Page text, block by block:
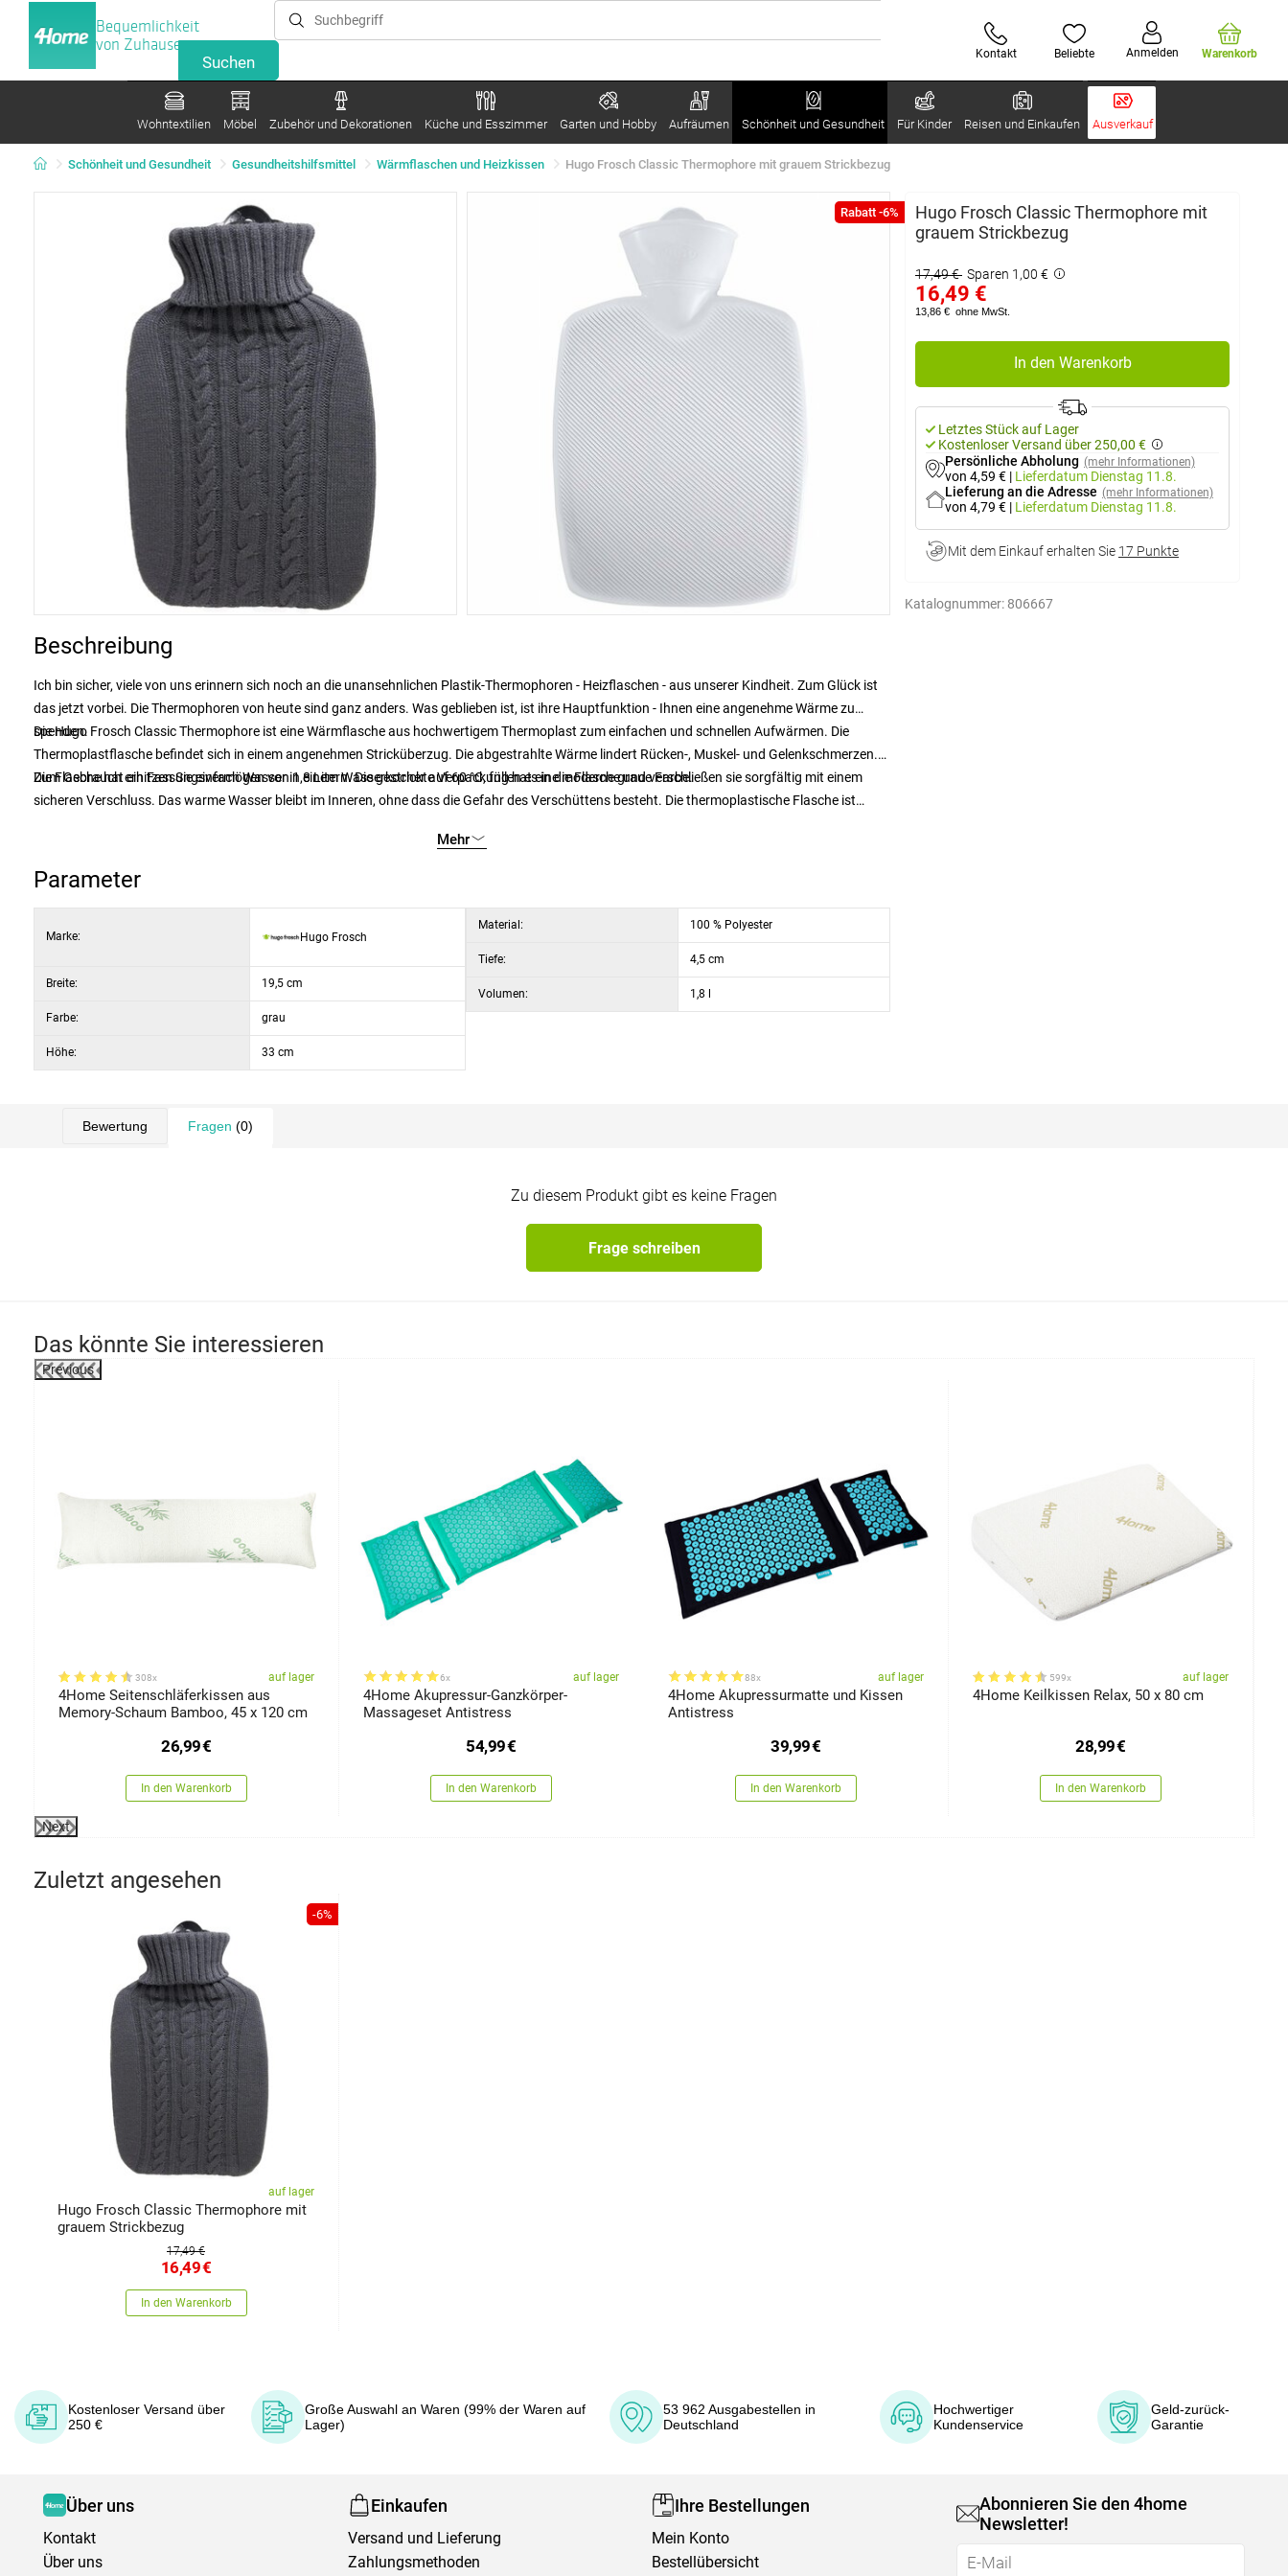
Bequemlichkeit
von Zuhause
Kontakt Beliebte Anmelden Warenkorb
Wohntextilien Möbel Zubehör und Dekorationen Küche und Esszimmer Garten und Hobby Aufräumen Schönheit und Gesundheit Für Kinder Reisen und Einkaufen Ausverkauf
Schönheit und Gesundheit Gesundheitshilfsmittel Wärmflaschen und Heizkissen Hugo Frosch Classic Thermophore mit grauem Strickbezug
Rabatt -6%
Hugo Frosch Classic Thermophore mit
grauem Strickbezug
17,49 € Sparen 1,00 €
16,49 €
13,86 € ohne MwSt.
In den Warenkorb
Letztes Stück auf Lager
Kostenloser Versand über 250,00 €
Persönliche Abholung (mehr Informationen)
von 4,59 € | Lieferdatum Dienstag 11.8.
Lieferung an die Adresse (mehr Informationen)
von 4,79 € | Lieferdatum Dienstag 11.8.
Mit dem Einkauf erhalten Sie 17 Punkte
Katalognummer: 806667
Beschreibung
Ich bin sicher, viele von uns erinnern sich noch an die unansehnlichen Plastik-Thermophoren - Heizflaschen - aus unserer Kindheit. Zum Glück ist
das jetzt vorbei. Die Thermophoren von heute sind ganz anders. Was geblieben ist, ist ihre Hauptfunktion - Ihnen eine angenehme Wärme zu
spenden.
Die Hugo Frosch Classic Thermophore ist eine Wärmflasche aus hochwertigem Thermoplast zum einfachen und schnellen Aufwärmen. Die
Thermoplastflasche befindet sich in einem angenehmen Stricküberzug. Die abgestrahlte Wärme lindert Rücken-, Muskel- und Gelenkschmerzen.
Die Flasche hat ein Fassungsvermögen von 1,8 Litern. Die gestrickte Verpackung hat eine moderne graue Farbe.
Zum Gebrauch erhitzen Sie einfach Wasser in einem Wasserkocher auf 60 °C, füllen es in die Flasche und verschließen sie sorgfältig mit einem
sicheren Verschluss. Das warme Wasser bleibt im Inneren, ohne dass die Gefahr des Verschüttens besteht. Die thermoplastische Flasche ist
Mehr
Parameter
Marke: Hugo Frosch
Breite: 19,5 cm
Farbe: grau
Höhe: 33 cm
Material: 100 % Polyester
Tiefe: 4,5 cm
Volumen: 1,8 l
Bewertung Fragen (0)
Zu diesem Produkt gibt es keine Fragen
Frage schreiben
Das könnte Sie interessieren
Previous
308x auf lager
4Home Seitenschläferkissen aus
Memory-Schaum Bamboo, 45 x 120 cm
26,99€
In den Warenkorb
6x auf lager
4Home Akupressur-Ganzkörper-
Massageset Antistress
54,99€
In den Warenkorb
88x auf lager
4Home Akupressurmatte und Kissen
Antistress
39,99€
In den Warenkorb
599x auf lager
4Home Keilkissen Relax, 50 x 80 cm
28,99€
In den Warenkorb
Next
Zuletzt angesehen
-6%
auf lager
Hugo Frosch Classic Thermophore mit
grauem Strickbezug
17,49 €
16,49€
In den Warenkorb
Kostenloser Versand über
250 €
Große Auswahl an Waren (99% der Waren auf
Lager)
53 962 Ausgabestellen in
Deutschland
Hochwertiger
Kundenservice
Geld-zurück-
Garantie
Über uns
Kontakt
Über uns
Einkaufen
Versand und Lieferung
Zahlungsmethoden
Ihre Bestellungen
Mein Konto
Bestellübersicht
Abonnieren Sie den 4home
Newsletter!